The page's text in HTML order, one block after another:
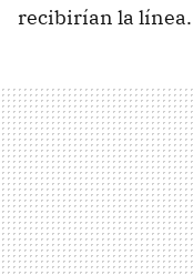
recibirían la línea.